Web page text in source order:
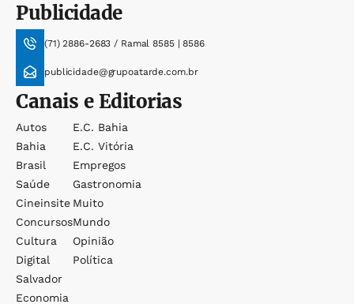
Publicidade
(71) 2886-2683 / Ramal 8585 | 8586
publicidade@grupoatarde.com.br
Canais e Editorias
Autos
Bahia
Brasil
Saúde
Cineinsite
Concursos
Cultura
Digital
Salvador
Economia
E.c. Bahia
E.c. Vitória
Empregos
Gastronomia
Muito
Mundo
Opinião
Política